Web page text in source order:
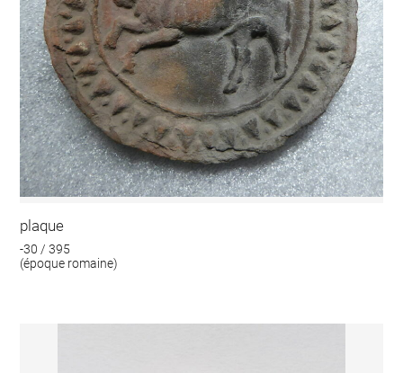
plaque
-30 / 395
(époque romaine)